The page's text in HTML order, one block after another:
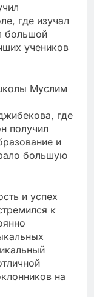
где изучал
большой
учеников
Муслим
где
получил
и
большую
и успех
к
на